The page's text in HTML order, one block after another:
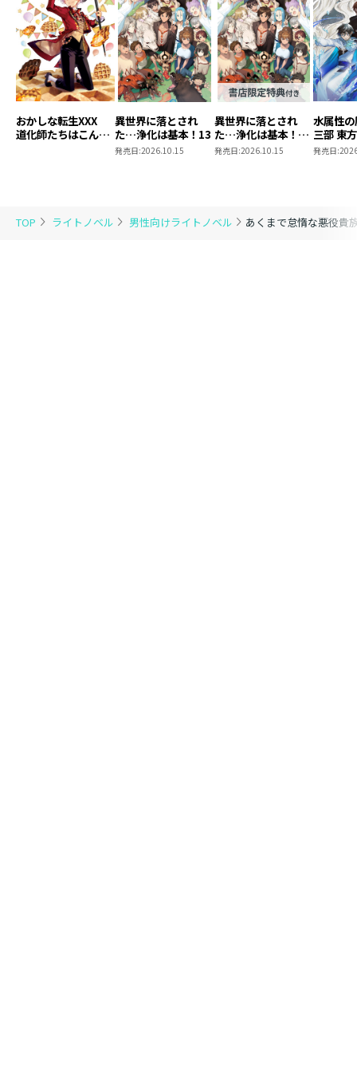
TOP ライトノベル 男性向けライトノベル あくまで怠惰な悪役貴
おかしな転生XXX
道化師たちはこんが
異世界に落とされ
た…浄化は基本！13
発売日:2026.10.15
異世界に落とされ
た…浄化は基本！
13【ピッコマ限定
発売日:2026.10.15
水属性
三部 東
発売日: